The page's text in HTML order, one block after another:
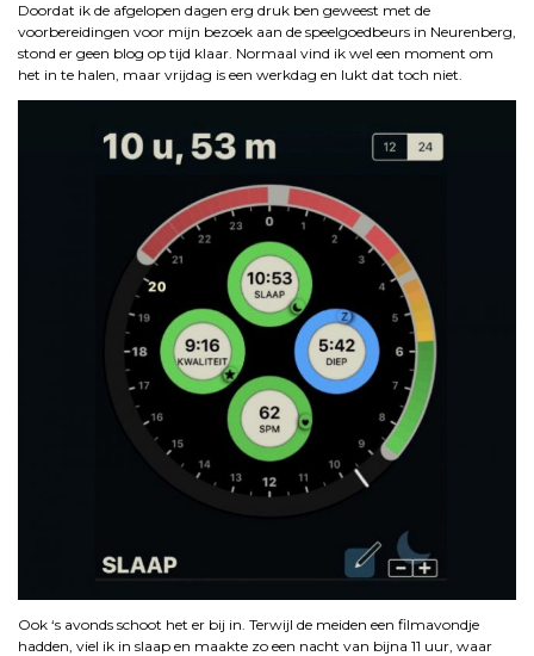
Doordat ik de afgelopen dagen erg druk ben geweest met de
voorbereidingen voor mijn bezoek aan de speelgoedbeurs in Neurenberg,
stond er geen blog op tijd klaar. Normaal vind ik wel een moment om
het in te halen, maar vrijdag is een werkdag en lukt dat toch niet.
Ook ‘s avonds schoot het er bij in. Terwijl de meiden een filmavondje
hadden, viel ik in slaap en maakte zo een nacht van bijna 11 uur, waar